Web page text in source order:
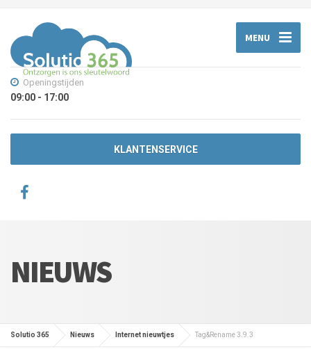
MENU
Openingstijden
09:00 - 17:00
KLANTENSERVICE
NIEUWS
Solutio 365 Nieuws Internet nieuwtjes Tag&Rename 3.9.3